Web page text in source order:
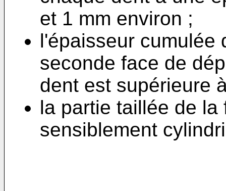
et 1 mm environ ;
l'épaisseur cumulée
seconde face de
dent est supérieure
la partie taillée de la
sensiblement